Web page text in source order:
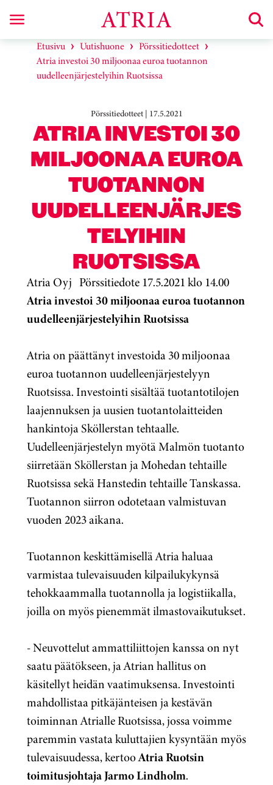
Etusivu Uutishuone
Pörssitiedotteet
Atria investoi 30 miljoonaa euroa tuotannon
uudelleenjärjestelyihin Ruotsissa
Pörssitiedotteet | 17.5.2021
ATRIA INVESTOI 30
MILJOONAA EUROA
TUOTANNON
UUDELLEENJÄRJES
TELYIHIN
RUOTSISSA
Atria Oyj Pörssitiedote 17.5.2021 klo 14.00
Atria investoi 30 miljoonaa euroa tuotannon
uudelleenjärjestelyihin Ruotsissa
Atria on päättänyt investoida 30 miljoonaa
euroa tuotannon uudelleenjärjestelyyn
Ruotsissa. Investointi sisältää tuotantotilojen
laajennuksen ja uusien tuotantolaitteiden
hankintoja Sköllerstan tehtaalle.
Uudelleenjärjestelyn myötä Malmön tuotanto
siirretään Sköllerstan ja Mohedan tehtaille
Ruotsissa sekä Hanstedin tehtaille Tanskassa.
Tuotannon siirron odotetaan valmistuvan
vuoden 2023 aikana.
Tuotannon keskittämisellä Atria haluaa
varmistaa tulevaisuuden kilpailukykynsä
tehokkaammalla tuotannolla ja logistiikalla,
joilla on myös pienemmät ilmastovaikutukset.
- Neuvottelut ammattiliittojen kanssa on nyt
saatu päätökseen, ja Atrian hallitus on
käsitellyt heidän vaatimuksensa. Investointi
mahdollistaa pitkäjänteisen ja kestävän
toiminnan Atrialle Ruotsissa, jossa voimme
paremmin vastata kuluttajien kysyntään myös
tulevaisuudessa, kertooAtria Ruotsin
toimitusjohtaja Jarmo Lindholm.